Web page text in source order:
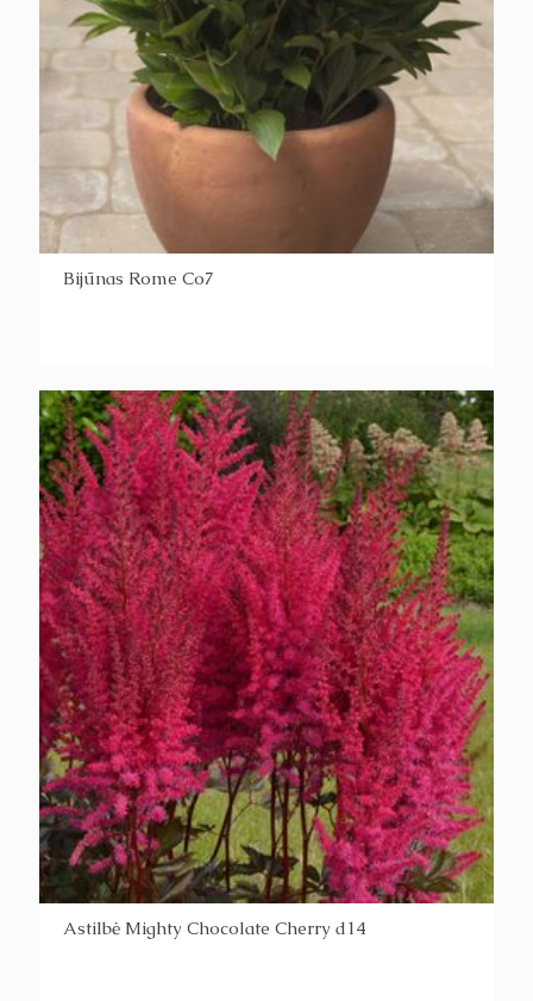
Bijūnas Rome Co7
Astilbė Mighty Chocolate Cherry d14